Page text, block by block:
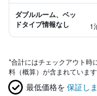
ダブルルーム、ベッ
ドタイプ情報なし
1
*合計にはチェックアウト時
料（概算）が含まれています
最低価格を 保証し